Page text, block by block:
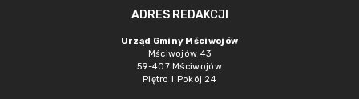
ADRES REDAKCJI
Urząd Gminy Mściwojów
Mściwojów 43
59-407 Mściwojów
Piętro I Pokój 24